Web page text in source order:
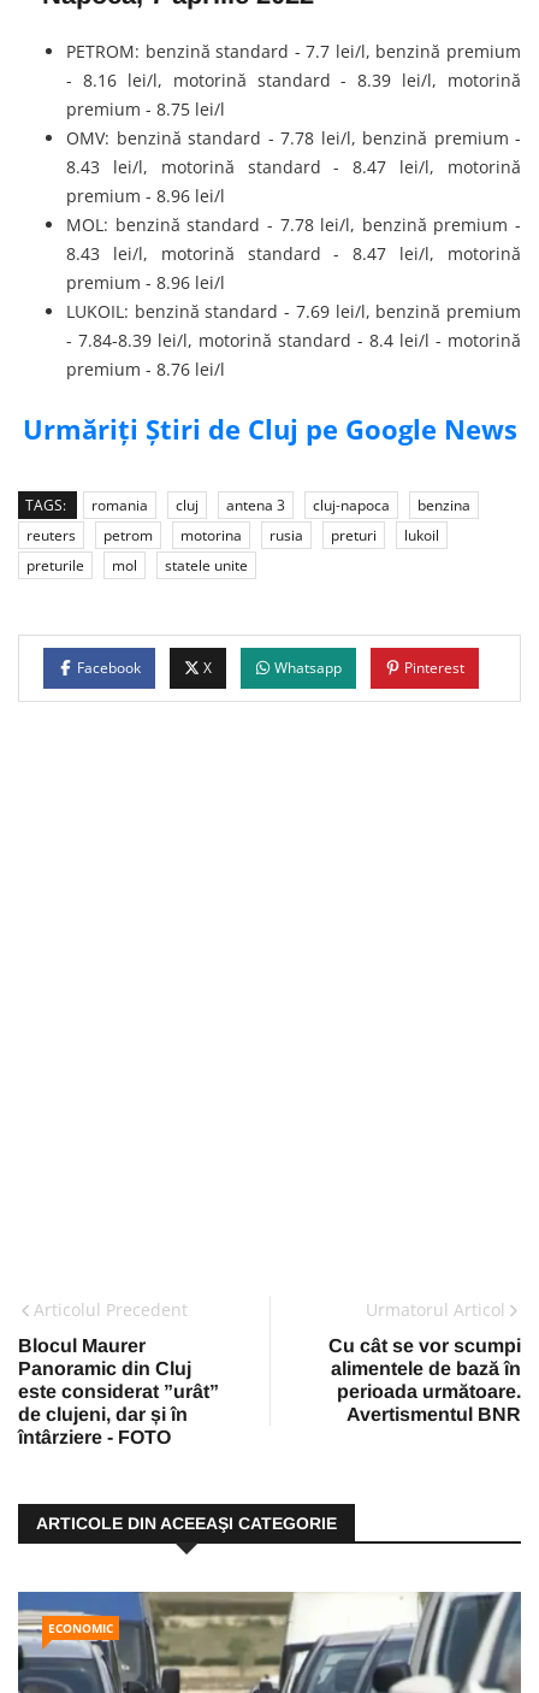
PETROM: benzină standard - 7.7 lei/l, benzină premium
- 8.16 lei/l, motorină standard - 8.39 lei/l, motorină
premium - 8.75 lei/l
OMV: benzină standard - 7.78 lei/l, benzină premium -
8.43 lei/l, motorină standard - 8.47 lei/l, motorină
premium - 8.96 lei/l
MOL: benzină standard - 7.78 lei/l, benzină premium -
8.43 lei/l, motorină standard - 8.47 lei/l, motorină
premium - 8.96 lei/l
LUKOIL: benzină standard - 7.69 lei/l, benzină premium
- 7.84-8.39 lei/l, motorină standard - 8.4 lei/l - motorină
premium - 8.76 lei/l
Urmăriți Știri de Cluj pe Google News
TAGS: romania cluj antena 3 cluj-napoca
benzina
reuters
petrom motorina rusia preturi
lukoil
preturile
mol statele unite
Facebook X Whatsapp Pinterest
Articolul Precedent
Blocul Maurer
Panoramic din Cluj
este considerat ”urât”
de clujeni, dar și în
întârziere - FOTO
Urmatorul Articol
Cu cât se vor scumpi
alimentele de bază în
perioada următoare.
Avertismentul BNR
ARTICOLE DIN ACEEAŞI CATEGORIE
ECONOMIC